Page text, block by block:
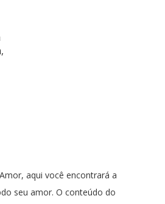
aqui você encontrará a
seu amor. O conteúdo do